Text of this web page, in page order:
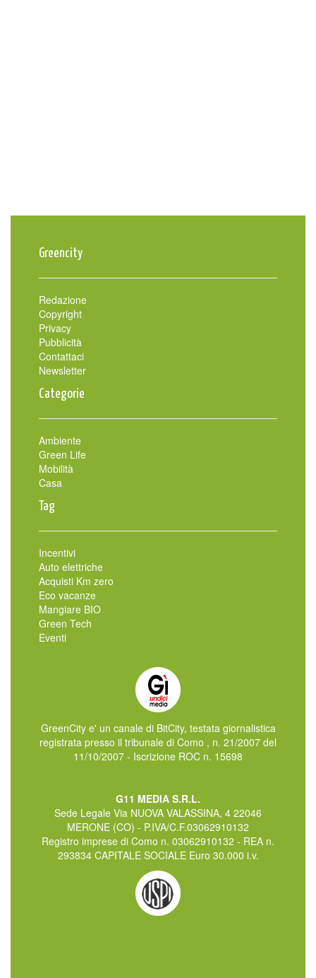
Greencity
Redazione
Copyright
Privacy
Pubblicità
Contattaci
Newsletter
Categorie
Ambiente
Green Life
Mobilità
Casa
Tag
Incentivi
Auto elettriche
Acquisti Km zero
Eco vacanze
Mangiare BIO
Green Tech
Eventi
GreenCity e' un canale di BitCity, testata giornalistica
registrata presso il tribunale di Como , n. 21/2007 del
11/10/2007 - Iscrizione ROC n. 15698
G11 MEDIA S.R.L.
Sede Legale Via NUOVA VALASSINA, 4 22046
MERONE (CO) - P.IVA/C.F.03062910132
Registro imprese di Como n. 03062910132 - REA n.
293834 CAPITALE SOCIALE Euro 30.000 i.v.